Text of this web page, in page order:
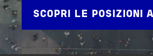
SCOPRI LE POSIZIONI